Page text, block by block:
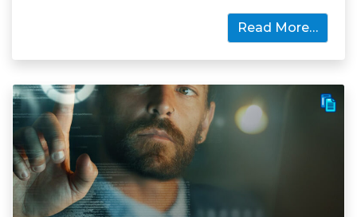
Read More…